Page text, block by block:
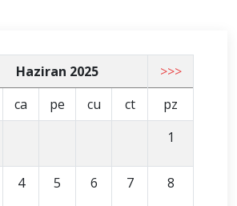
Haziran 2025
>>>
ca pe cu ct
pz
1
4 5 6 7 8